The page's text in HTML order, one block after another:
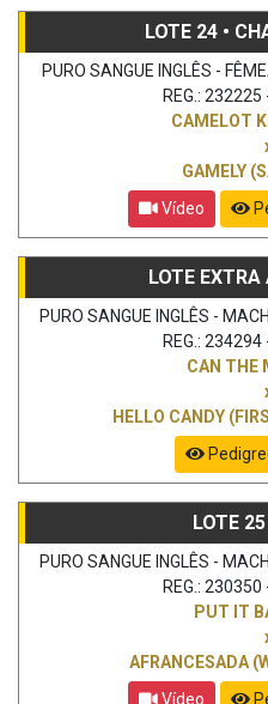
LOTE 24 •
PURO SANGUE INGLÊS -
REG.: 232225
CAMELOT
GAMELY
Vídeo
LOTE EXTRA
PURO SANGUE INGLÊS -
REG.: 234294
CAN THE
HELLO CANDY
LOTE
PURO SANGUE INGLÊS -
REG.: 230350
PUT IT
AFRANCESADA
Vídeo